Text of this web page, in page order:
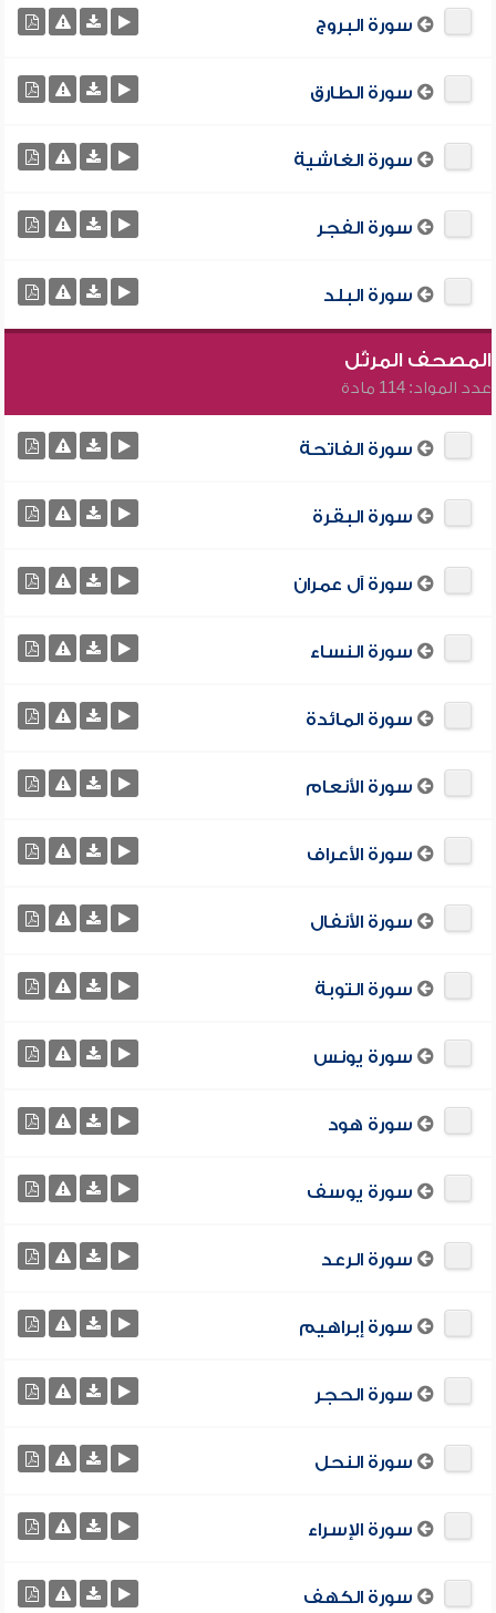
سورة البروج
سورة الطارق
سورة الغاشية
سورة الفجر
سورة البلد
المصحف المرتّل
عدد المواد: 114 مادة
سورة الفاتحة
سورة البقرة
سورة آل عمران
سورة النساء
سورة المائدة
سورة الأنعام
سورة الأعراف
سورة الأنفال
سورة التوبة
سورة يونس
سورة هود
سورة يوسف
سورة الرعد
سورة إبراهيم
سورة الحجر
سورة النحل
سورة الإسراء
سورة الكهف